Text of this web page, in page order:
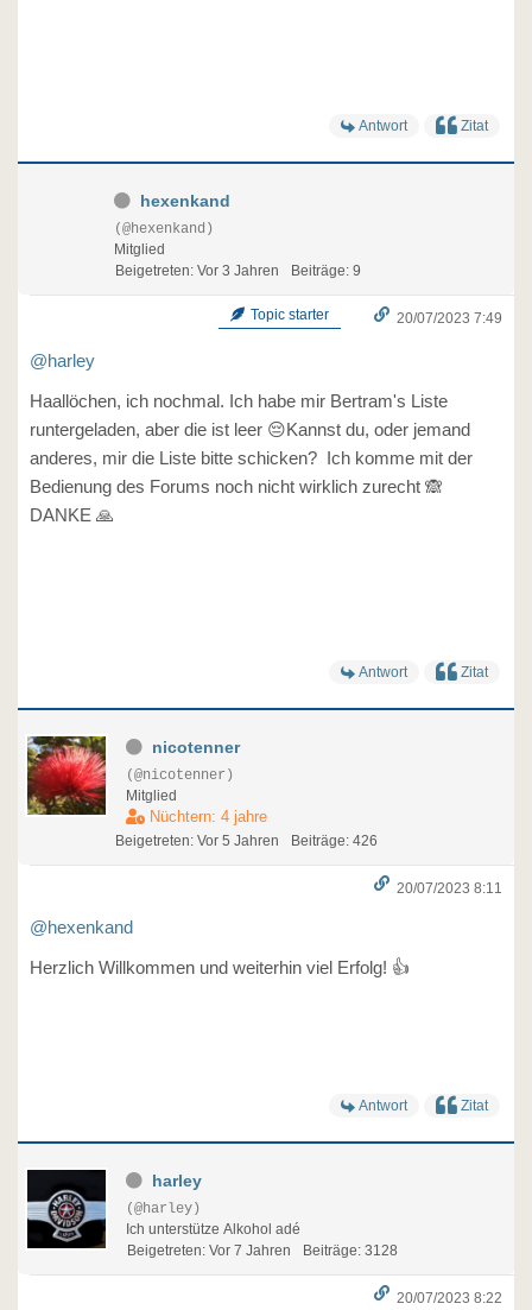
Antwort Zitat
hexenkand
(@hexenkand)
Mitglied
Beigetreten: Vor 3 Jahren
Beiträge: 9
Topic starter 20/07/2023 7:49
@harley
Haallöchen, ich nochmal. Ich habe mir Bertram's Liste
runtergeladen, aber die ist leer 😔Kannst du, oder jemand
anderes, mir die Liste bitte schicken? Ich komme mit der
Bedienung des Forums noch nicht wirklich zurecht 🙈
DANKE 🙏
Antwort Zitat
nicotenner
(@nicotenner)
Mitglied
Nüchtern: 4 jahre
Beigetreten: Vor 5 Jahren Beiträge: 426
20/07/2023 8:11
@hexenkand
Herzlich Willkommen und weiterhin viel Erfolg! 👍
Antwort Zitat
harley
(@harley)
Ich unterstütze Alkohol adé
Beigetreten: Vor 7 Jahren
Beiträge: 3128
20/07/2023 8:22